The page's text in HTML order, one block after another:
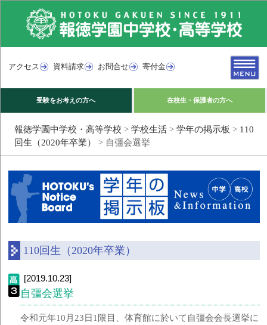
アクセス 資料請求 お問合せ 寄付金
受験をお考えの方へ 在校生・保護者の方へ
報徳学園中学校・高等学校 > 学校生活> 学年の掲示板 > 110
回生（2020年卒業）
> 自彊会選挙
110回生（2020年卒業）
[2019.10.23]
自彊会選挙
令和元年10月23日1限目、体育館に於いて自彊会会長選挙に